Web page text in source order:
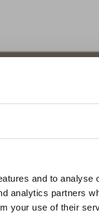
and to analyse
analytics partners
your use of their
PLAATS